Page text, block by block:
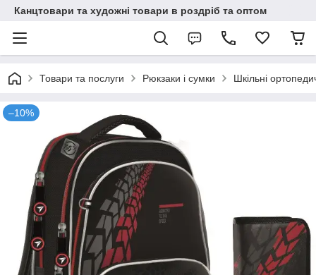
Канцтовари та художні товари в роздріб та оптом
Товари та послуги Рюкзаки і сумки Шкільні
–10%